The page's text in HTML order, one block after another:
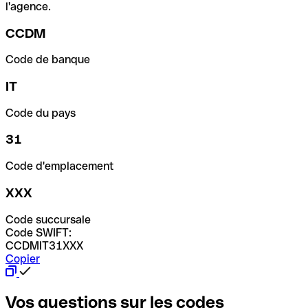
l'agence.
CCDM
Code de banque
IT
Code du pays
31
Code d'emplacement
XXX
Code succursale
Code SWIFT:
CCDMIT31XXX
Copier
Vos questions sur les codes